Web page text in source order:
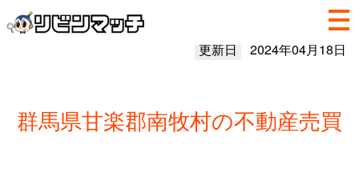
更新日 2024年04月18日
群馬県甘楽郡南牧村の不動産売買